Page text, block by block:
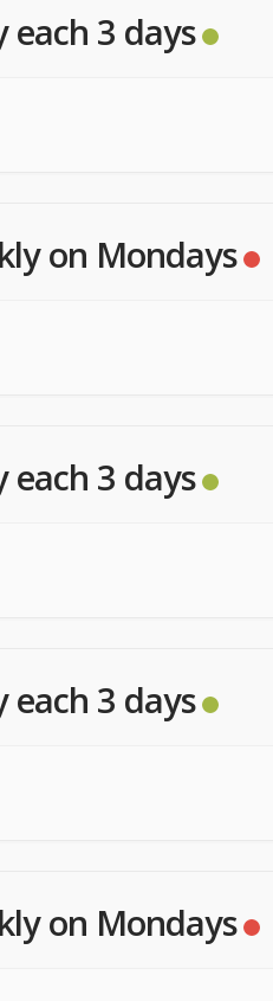
each 3 days
on Mondays
each 3 days
each 3 days
on Mondays